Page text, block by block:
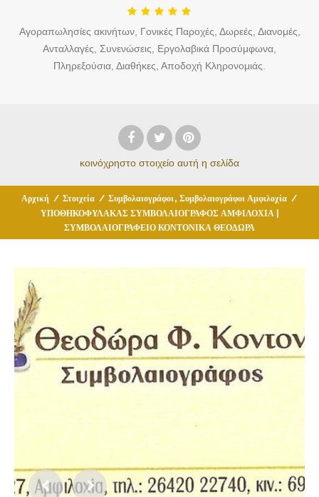
Αγοραπωλησίες ακινήτων, Γονικές Παροχές, Δωρεές, Διανομές,
Ανταλλαγές, Συνενώσεις, Εργολαβικά Προσύμφωνα,
Πληρεξούσια, Διαθήκες, Αποδοχή Kληρονομιάς.
κοινόχρηστο στοιχείο αυτή η σελίδα
Αρχική / Στοιχεία / Συμβολαιογράφοι , Συμβολαιογράφοι Αμφιλοχία /
ΥΠΟΘΗΚΟΦΥΛΑΚΑΣ ΣΥΜΒΟΛΑΙΟΓΡΑΦΟΣ ΑΜΦΙΛΟΧΙΑ |
ΣΥΜΒΟΛΑΙΟΓΡΑΦΕΙΟ ΚΟΝΤΟΝΙΚΑ ΘΕΟΔΩΡΑ